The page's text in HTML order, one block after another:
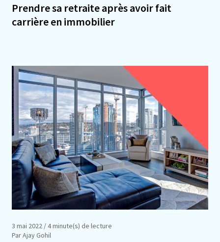
Prendre sa retraite après avoir fait
carrière en immobilier
3 mai 2022 / 4 minute(s) de lecture
Par Ajay Gohil